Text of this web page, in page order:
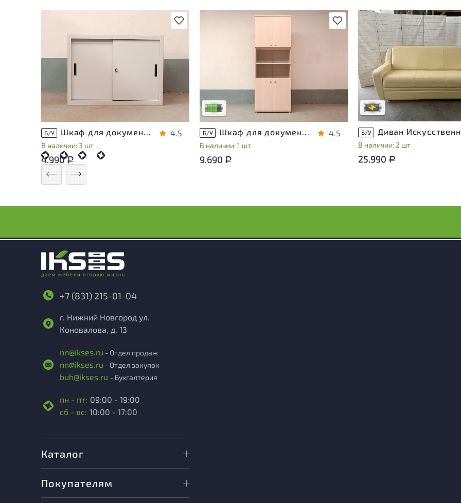
В избранное
Б/У
В наличии: 3 шт
4.5
4.990Р
В избранное
У товара присутствуют незначительные
следы эксплуатации, не влияющие на
удобство его использования
Низкая степень износа
Б/У
В наличии: 1 шт
4.5
9.690 Р
Степень износа находится на
проверки. Вы можете уточнить
дополнительную информацию
сотрудников магазина
В обработке
Б/У
В наличии: 2 шт
25.990 Р
+7 (831) 215-01-04
г. Нижний Новгород ул.
Коновалова, д. 13
nn@ikses.ru - Отдел продаж
nn@ikses.ru - Отдел закупок
buh@ikses.ru - Бухгалтерия
пн - пт: 09:00 - 19:00
сб - вс: 10:00 - 17:00
Каталог
Покупателям